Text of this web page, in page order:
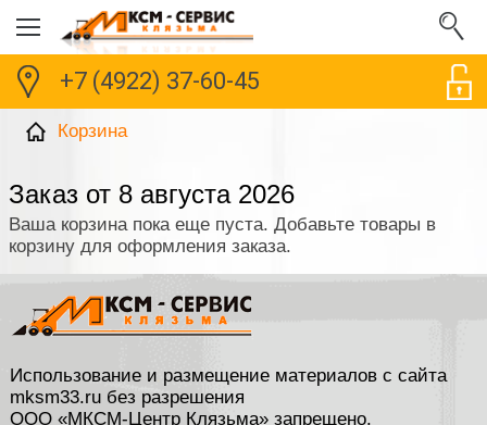
+7 (4922) 37-60-45
Корзина
Заказ от 8 августа 2026
Ваша корзина пока еще пуста. Добавьте товары в
корзину для оформления заказа.
Использование и размещение материалов с сайта
mksm33.ru без разрешения
ООО «МКСМ-Центр Клязьма» запрещено.